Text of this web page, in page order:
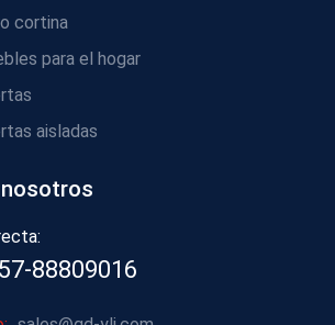
cortina
para el hogar
aisladas
88809016